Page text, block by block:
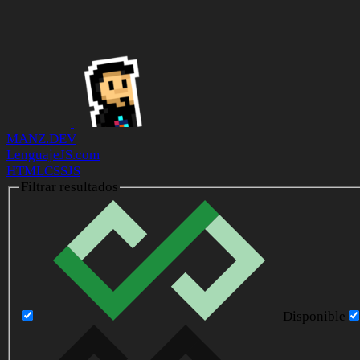
MANZ.DEV
LenguajeJS.com
HTMLCSSJS
Filtrar resultados
Disponible